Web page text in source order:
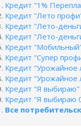
Кредит "1%
Кредит "Лето
Кредит "Лето-
Кредит "Лето-
Кредит
Кредит "Супер
Кредит "Урожайное
Кредит "Урожайное
Кредит "Я выбираю"
Кредит "Я выбираю
Все